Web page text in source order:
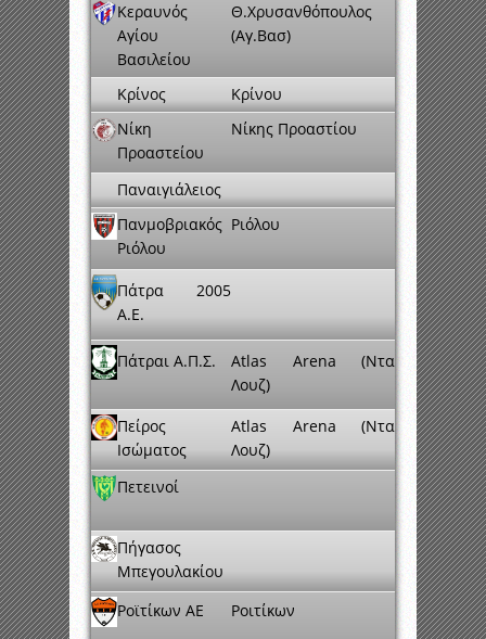
Κεραυνός
Αγίου
Βασιλείου
Θ.Χρυσανθόπουλος
(Αγ.Βασ)
Κρίνος
Κρίνου
Νίκη
Προαστείου
Νίκης Προαστίου
Παναιγιάλειος
Πανμοβριακός
Ριόλου
Ριόλου
Πάτρα 2005
A.E.
Πάτραι Α.Π.Σ.
Atlas Arena (Ντα
Λουζ)
Πείρος
Ισώματος
Atlas Arena (Ντα
Λουζ)
Πετεινοί
Πήγασος
Μπεγουλακίου
Ροϊτίκων ΑΕ
Ροιτίκων